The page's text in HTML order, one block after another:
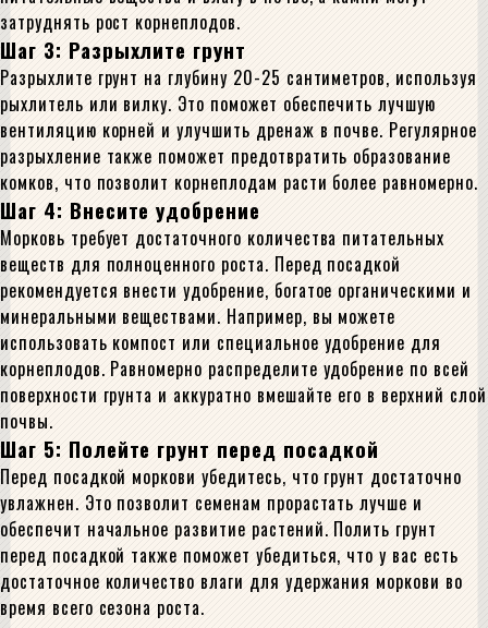
затруднять рост корнеплодов.
Шаг 3: Разрыхлите грунт
Разрыхлите грунт на глубину 20-25 сантиметров, используя
рыхлитель или вилку. Это поможет обеспечить лучшую
вентиляцию корней и улучшить дренаж в почве. Регулярное
разрыхление также поможет предотвратить образование
комков, что позволит корнеплодам расти более равномерно.
Шаг 4: Внесите удобрение
Морковь требует достаточного количества питательных
веществ для полноценного роста. Перед посадкой
рекомендуется внести удобрение, богатое органическими и
минеральными веществами. Например, вы можете
использовать компост или специальное удобрение для
корнеплодов. Равномерно распределите удобрение по всей
поверхности грунта и аккуратно вмешайте его в верхний слой
почвы.
Шаг 5: Полейте грунт перед посадкой
Перед посадкой моркови убедитесь, что грунт достаточно
увлажнен. Это позволит семенам прорастать лучше и
обеспечит начальное развитие растений. Полить грунт
перед посадкой также поможет убедиться, что у вас есть
достаточное количество влаги для удержания моркови во
время всего сезона роста.